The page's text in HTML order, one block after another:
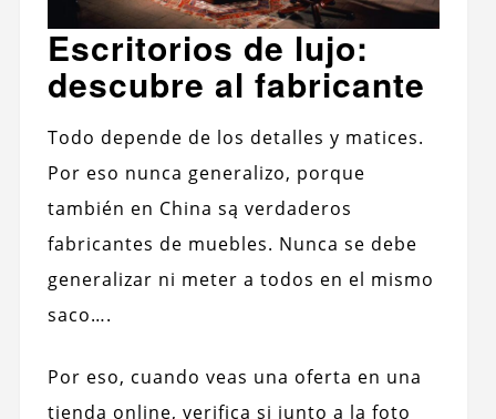
Escritorios de lujo:
descubre al fabricante
Todo depende de los detalles y matices.
Por eso nunca generalizo, porque
también en China są verdaderos
fabricantes de muebles. Nunca se debe
generalizar ni meter a todos en el mismo
saco….
Por eso, cuando veas una oferta en una
tienda online, verifica si junto a la foto